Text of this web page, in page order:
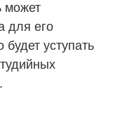
может
для его
уступать